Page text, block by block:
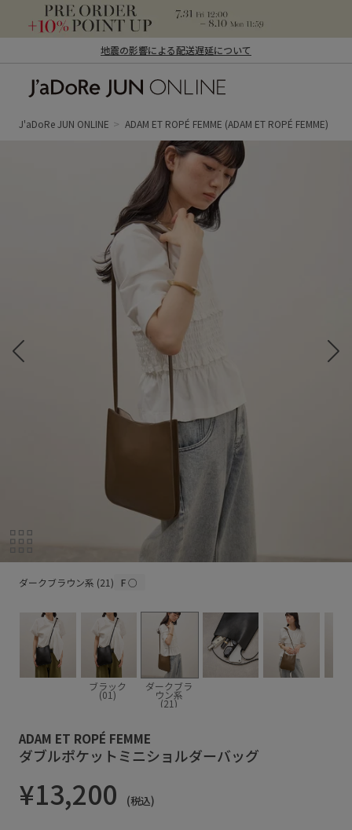
地震の影響による配送遅延について
ン オンライン）
J'aDoRe JUN ONLINE ADAM ET ROPÉ FEMME (ADAM ET ROPÉ FEMME)
ダークブラウン系 (21) F○
ブラック
(01)
ダークブラ
ウン系
(21)
ADAM ET ROPÉ FEMME
ダブルポケットミニショルダーバッグ
¥13,200 (税込)